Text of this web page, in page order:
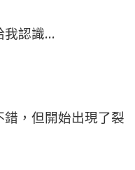
我認識…
，但開始出現了裂